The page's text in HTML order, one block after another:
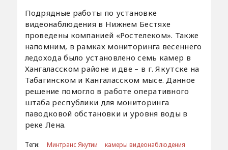
Подрядные работы по установке
видеонаблюдения в Нижнем Бестяхе
проведены компанией «Ростелеком». Также
напомним, в рамках мониторинга весеннего
ледохода было установлено семь камер в
Хангаласском районе и две – в г. Якутске на
Табагинском и Кангаласском мысе. Данное
решение помогло в работе оперативного
штаба республики для мониторинга
паводковой обстановки и уровня воды в
реке Лена.
Теги: Минтранс Якутии
камеры видеонаблюдения